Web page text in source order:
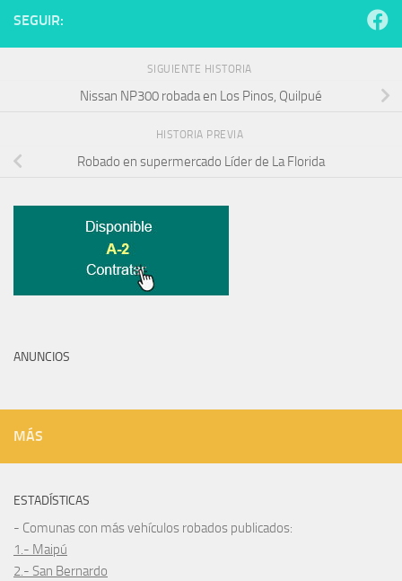
SEGUIR:
SIGUIENTE HISTORIA
Nissan NP300 robada en Los Pinos, Quilpué
HISTORIA PREVIA
Robado en supermercado Líder de La Florida
ANUNCIOS
MÁS
ESTADÍSTICAS
- Comunas con más vehículos robados publicados:
1.- Maipú
2.- San Bernardo